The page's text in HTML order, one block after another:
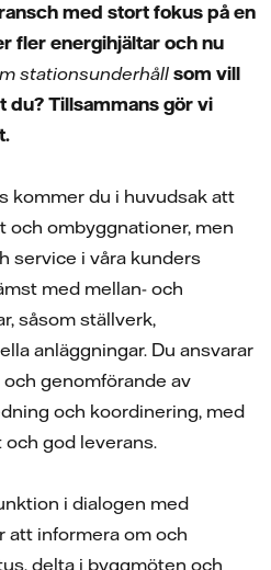
med stort fokus på en
fler energihjältar och nu
stationsunderhåll som vill
du? Tillsammans gör vi
kommer du i huvudsak att
och ombyggnationer, men
service i våra kunders
med mellan- och
såsom ställverk,
anläggningar. Du ansvarar
genomförande av
och koordinering, med
god leverans.
i dialogen med
att informera om och
delta i byggmöten och